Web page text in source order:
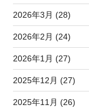
2026年3月 (28)
2026年2月 (24)
2026年1月 (27)
2025年12月 (27)
2025年11月 (26)